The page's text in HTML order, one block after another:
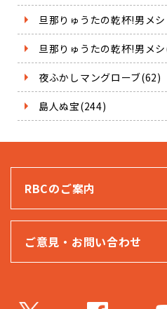
旦那りゅうたの乾杯!男メ
旦那りゅうたの乾杯!男メ
夜ふかしマングローブ(62)
島人ぬ宝(244)
RBCのご案内
ご意見・お問い合わせ